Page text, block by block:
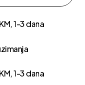
1-3 dana
1-3 dana